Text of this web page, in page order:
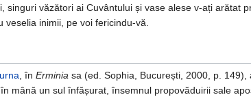
singuri văzători ai Cuvântului și vase alese v-ați arătat
veselia inimii, pe voi fericindu-vă.
, înErminia sa (ed. Sophia, București, 2000, p.
mână un sul înfășurat, însemnul propovăduirii sale